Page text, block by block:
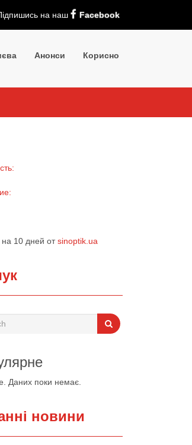
на наш Facebook
Анонси Корисно
на 10 дней отsinoptik.ua
Даних поки немає.
новини